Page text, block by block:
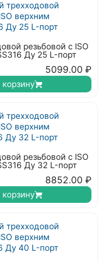
резьбовой с ISO
Ду 25 L-порт
5099.00 ₽
резьбовой с ISO
Ду 32 L-порт
8852.00 ₽